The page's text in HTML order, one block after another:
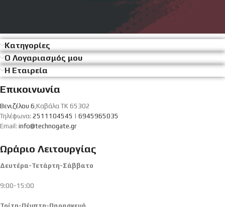
Κατηγορίες
Ο Λογαριασμός μου
Η Εταιρεία
Επικοινωνία
Βενιζέλου 6,Καβάλα ΤΚ 65302
Τηλέφωνα: 2511104545 | 6945965035
Email: info@technogate.gr
Ωράριο Λειτουργίας
Δευτέρα-Τετάρτη-Σάββατο
9:00-15:00